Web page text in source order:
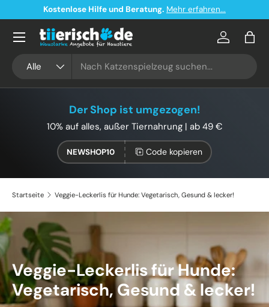
Direkt zum Inhalt
Kostenloser Versand ab 49€ in Deutschland
Alle
Konto
Der Shop ist umgezogen!
10% auf alles, außer Tiernahrung | ab 49 €
NEWSHOP10 Code kopieren
Startseite Veggie-Leckerlis für Hunde: Vegetarisch, Gesund & lecker!
Veggie-Leckerlis für Hunde:
Vegetarisch, Gesund & lecker!